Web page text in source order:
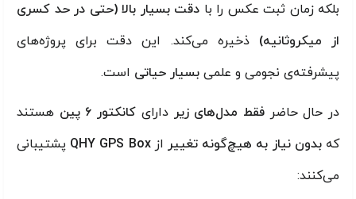
بلکه زمان ثبت عکس را با دقت بسیار بالا (حتی در حد کسری
از میکروثانیه) ذخیره می‌کند. این دقت برای پروژه‌های
پیشرفته‌ی نجومی و علمی بسیار حیاتی است.
در حال حاضرفقط مدل‌های زیر دارای کانکتور ۶ پین
هستند
کهبدون نیاز به هیچ‌گونه تغییر ازQHY GPS Box پشتیبانی
می‌کنند: